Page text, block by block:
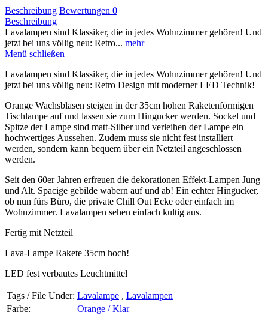
Beschreibung Bewertungen 0
Beschreibung
Lavalampen sind Klassiker, die in jedes Wohnzimmer gehören! Und
jetzt bei uns völlig neu: Retro... mehr
Menü schließen
Lavalampen sind Klassiker, die in jedes Wohnzimmer gehören! Und
jetzt bei uns völlig neu: Retro Design mit moderner LED Technik!
Orange Wachsblasen steigen in der 35cm hohen Raketenförmigen
Tischlampe auf und lassen sie zum Hingucker werden. Sockel und
Spitze der Lampe sind matt-Silber und verleihen der Lampe ein
hochwertiges Aussehen. Zudem muss sie nicht fest installiert
werden, sondern kann bequem über ein Netzteil angeschlossen
werden.
Seit den 60er Jahren erfreuen die dekorationen Effekt-Lampen Jung
und Alt. Spacige gebilde wabern auf und ab! Ein echter Hingucker,
ob nun fürs Büro, die private Chill Out Ecke oder einfach im
Wohnzimmer. Lavalampen sehen einfach kultig aus.
Fertig mit Netzteil
Lava-Lampe Rakete 35cm hoch!
LED fest verbautes Leuchtmittel
Tags / File Under: Lavalampe , Lavalampen
Farbe:
Orange / Klar